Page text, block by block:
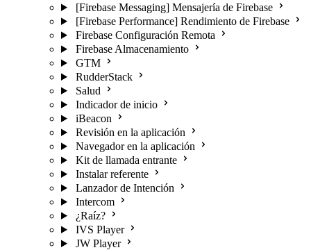
[Firebase Messaging] Mensajería de Firebase
[Firebase Performance] Rendimiento de Firebase
Firebase Configuración Remota
Firebase Almacenamiento
GTM
RudderStack
Salud
Indicador de inicio
iBeacon
Revisión en la aplicación
Navegador en la aplicación
Kit de llamada entrante
Instalar referente
Lanzador de Intención
Intercom
¿Raíz?
IVS Player
JW Player